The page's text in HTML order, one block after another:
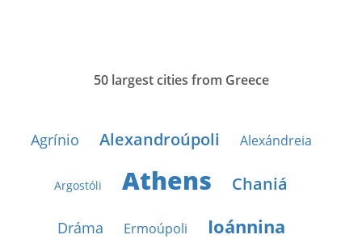
50 largest cities from Greece
Agrínio Alexandroúpoli Alexándreia
Argostóli Athens Chaniá
Dráma Ermoúpoli Ioánnina